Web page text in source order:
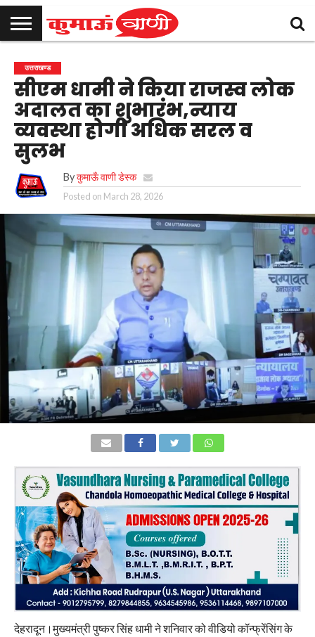
उत्तराखण्ड
राजनीति
मनोरंजन
क्राइम
खेल
समाचार
शिक्षा
स्वास्थ्य
धर्म-
संस्कृति
चुनाव
विज्ञापन
संपर्क
करें
उत्तराखण्ड
सीएम धामी ने किया राजस्व लोक
अदालत का शुभारंभ,न्याय
व्यवस्था होगी अधिक सरल व
सुलभ
By कुमाऊँ वाणी डेस्क
Posted on March 28, 2026
देहरादून।मुख्यमंत्री पुष्कर सिंह धामी ने शनिवार को वीडियो कॉन्फ्रेंसिंग के